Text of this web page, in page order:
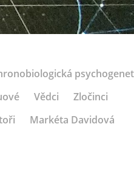
Vědci
Zločinci
Markéta Davidová